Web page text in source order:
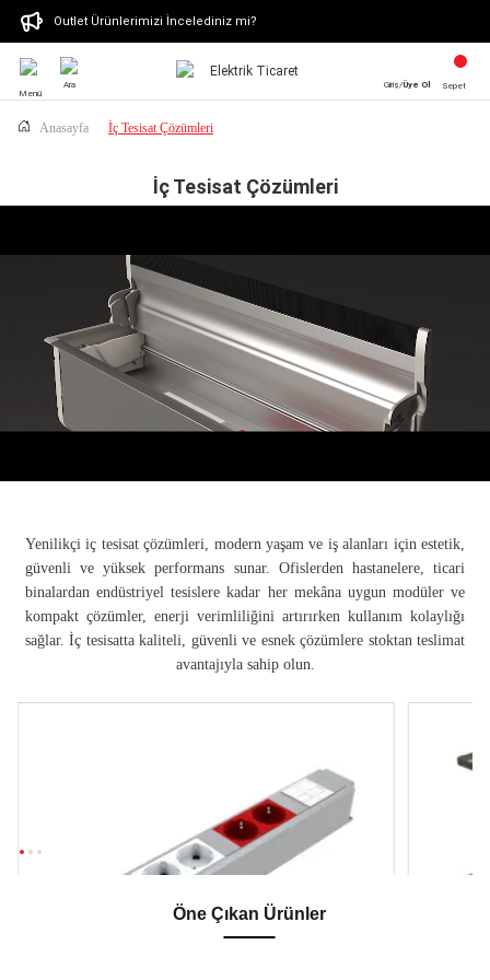
Outlet Ürünlerimizi İncelediniz mi?
Menü
Ara Giriş/Üye Ol Sepet
Anasayfa İç Tesisat Çözümleri
İç Tesisat Çözümleri
Yenilikçi iç tesisat çözümleri, modern yaşam ve iş alanları için estetik,
güvenli ve yüksek performans sunar. Ofislerden hastanelere, ticari
binalardan endüstriyel tesislere kadar her mekâna uygun modüler ve
kompakt çözümler, enerji verimliliğini artırırken kullanım kolaylığı
sağlar. İç tesisatta kaliteli, güvenli ve esnek çözümlere stoktan teslimat
avantajıyla sahip olun.
Öne Çıkan Ürünler